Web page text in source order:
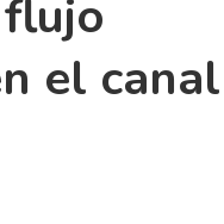
flujo
el canal